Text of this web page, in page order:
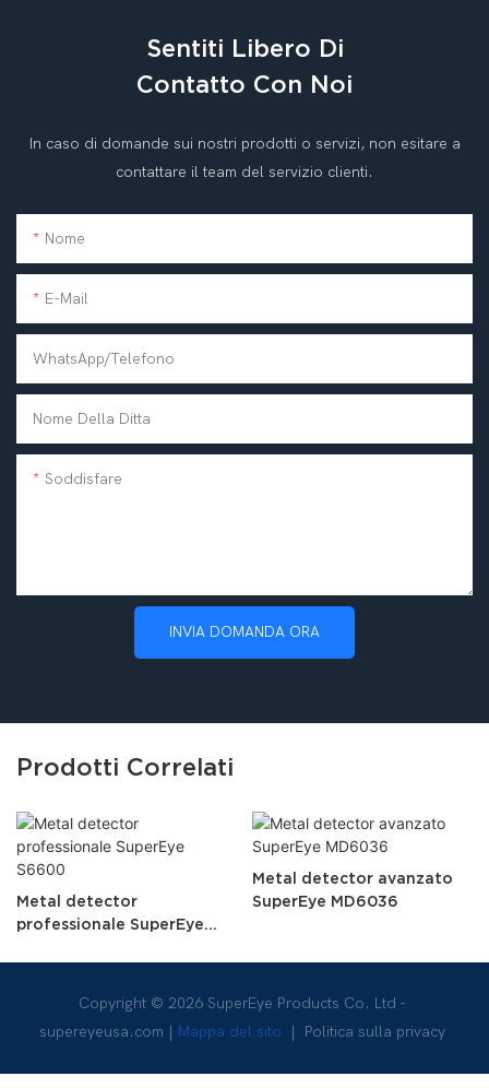
Sentiti Libero Di
Contatto Con Noi
In caso di domande sui nostri prodotti o servizi, non esitare a
contattare il team del servizio clienti.
Nome
E-Mail
WhatsApp/telefono
Nome Della Ditta
Soddisfare
INVIA DOMANDA ORA
Prodotti Correlati
Metal detector
professionale SuperEye
Metal detector avanzato
SuperEye MD6036
Copyright © 2026 SuperEye Products Co. Ltd -
supereyeusa.com | Mappa del sito | Politica sulla privacy